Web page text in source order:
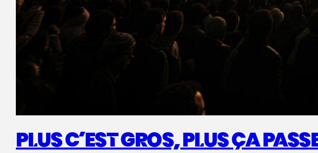
PLUS C’EST GROS, PLUS ÇA